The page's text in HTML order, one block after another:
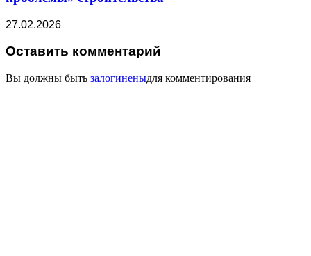
27.02.2026
Оставить комментарий
Вы должны быть залогиненыдля комментирования